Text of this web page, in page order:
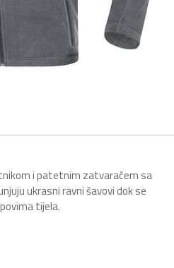
i patetnim zatvaračem sa
ukrasni ravni šavovi dok se
tijela.